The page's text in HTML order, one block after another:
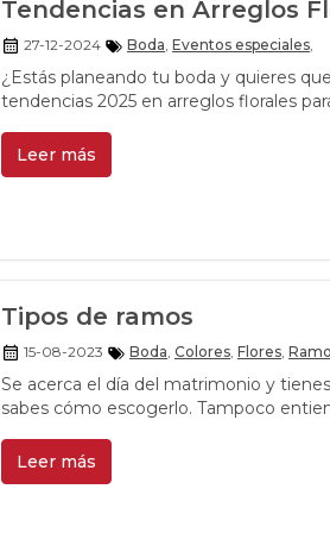
Tendencias en Arreglos
27-12-2024 Boda, Eventos especiales,
¿Estás planeando tu boda y quieres
tendencias 2025 en arreglos florales
Leer más
Tipos de ramos
15-08-2023 Boda, Colores, Flores,
Se acerca el día del matrimonio y
sabes cómo escogerlo. Tampoco
preocupes, la idea es poder orientarte
que mejor combine con tu vestido y
Leer más